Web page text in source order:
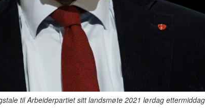
til Arbeiderpartiet sitt landsmøte 2021 lørdag